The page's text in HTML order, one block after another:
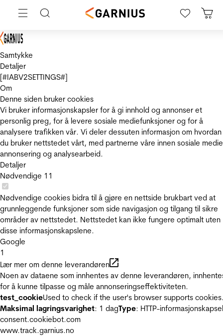
Samtykke
Detaljer
[#IABV2SETTINGS#]
Om
Denne siden bruker cookies
Vi bruker informasjonskapsler for å gi innhold og annonser et
personlig preg, for å levere sosiale mediefunksjoner og for å
analysere trafikken vår. Vi deler dessuten informasjon om hvordan
du bruker nettstedet vårt, med partnerne våre innen sosiale
annonsering og analysearbeid.
Detaljer
Nødvendige 11
Nødvendige cookies bidra til å gjøre en nettside brukbart ved at
grunnleggende funksjoner som side navigasjon og tilgang til sikre
områder av nettstedet. Nettstedet kan ikke fungere optimalt uten
disse informasjonskapslene.
Google
1
Lær mer om denne leverandøren
Noen av dataene som innhentes av denne leverandøren,
for å kunne tilpasse og måle annonseringseffektiviteten.
test_cookieUsed to check if the user's browser supports
Maksimal lagringsvarighet: 1 dagType: HTTP-informasjonskapsel
consent.cookiebot.com
www.track.garnius.no